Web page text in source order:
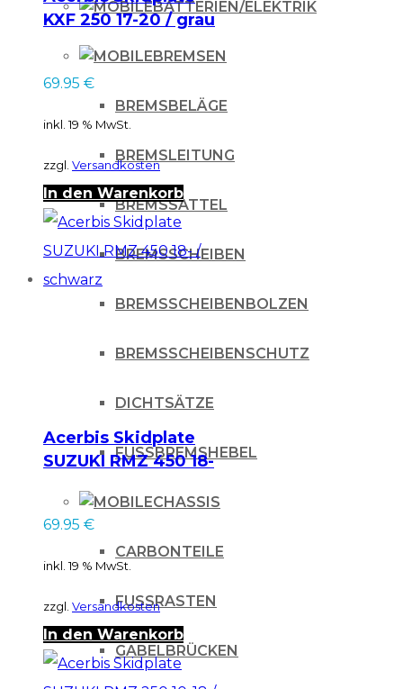
BATTERIEN/ELEKTRIK
BREMSEN
BREMSBELÄGE
BREMSLEITUNG
BREMSSATTEL
BREMSSCHEIBEN
BREMSSCHEIBENBOLZEN
BREMSSCHEIBENSCHUTZ
DICHTSÄTZE
FUSSBREMSHEBEL
CHASSIS
CARBONTEILE
FUSSRASTEN
GABELBRÜCKEN
KXF 250 17-20 / grau
69.95 €
inkl. 19 % MwSt.
zzgl. Versandkosten
In den Warenkorb
Acerbis Skidplate
SUZUKI RMZ 450 18-
69.95 €
inkl. 19 % MwSt.
zzgl. Versandkosten
In den Warenkorb